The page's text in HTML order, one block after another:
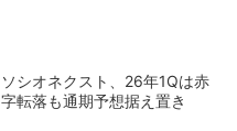
ソシオネクスト、26年1Qは赤
字転落も通期予想据え置き